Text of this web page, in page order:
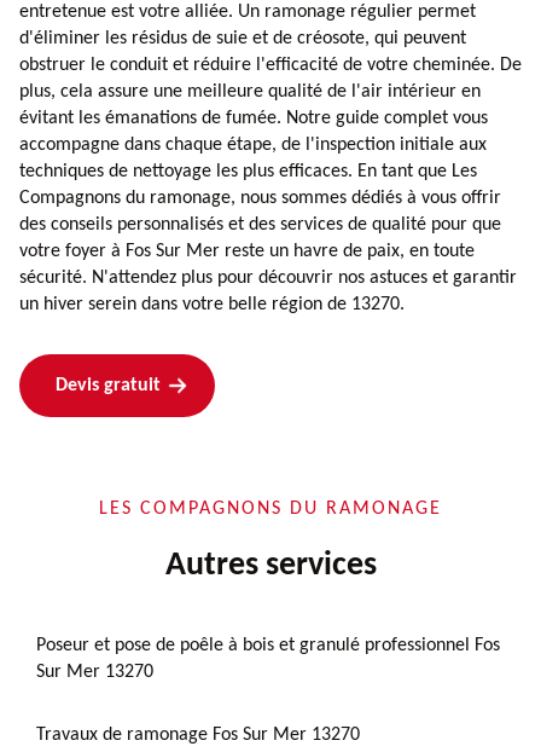
entretenue est votre alliée. Un ramonage régulier permet
d'éliminer les résidus de suie et de créosote, qui peuvent
obstruer le conduit et réduire l'efficacité de votre cheminée. De
plus, cela assure une meilleure qualité de l'air intérieur en
évitant les émanations de fumée. Notre guide complet vous
accompagne dans chaque étape, de l'inspection initiale aux
techniques de nettoyage les plus efficaces. En tant que Les
Compagnons du ramonage, nous sommes dédiés à vous offrir
des conseils personnalisés et des services de qualité pour que
votre foyer à Fos Sur Mer reste un havre de paix, en toute
sécurité. N'attendez plus pour découvrir nos astuces et garantir
un hiver serein dans votre belle région de 13270.
Devis gratuit
LES COMPAGNONS DU RAMONAGE
Autres services
Poseur et pose de poêle à bois et granulé professionnel Fos
Sur Mer 13270
Travaux de ramonage Fos Sur Mer 13270